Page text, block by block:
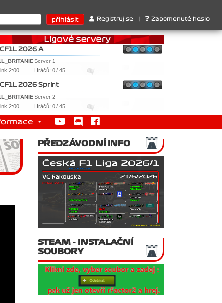
: 1. Ferrari . 2. Williams , 3. RedBull ..... SprintCup - 1.
Registruj se Zapomenuté heslo
CF1L 2026 A
Server 1
2:00
Hráčů: 0 / 45
CF1L 2026 Sprint
Server 2
2:00
Hráčů: 0 / 45
PŘEDZÁVODNÍ INFO
STEAM - INSTALAČNÍ
SOUBORY